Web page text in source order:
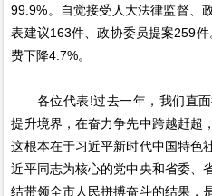
99.9%。自觉接受人大法律监督、
表建议163件、政协委员提案259件
费下降4.7%。
各位代表!过去一年，我们直面
提升境界，在奋力争先中跨越赶超
这根本在于习近平新时代中国特色
近平同志为核心的党中央和省委、
结带领全市人民拼搏奋斗的结果，